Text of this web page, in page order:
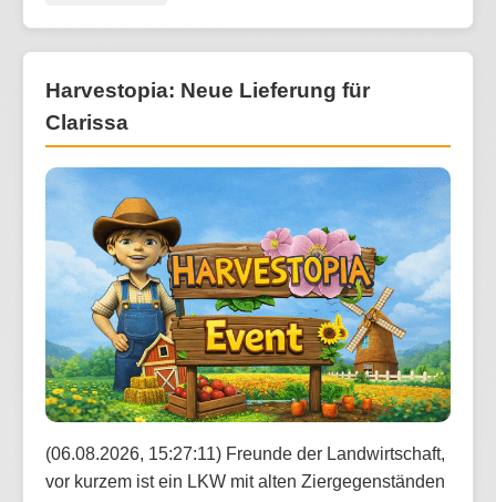
Harvestopia: Neue Lieferung für
Clarissa
(06.08.2026, 15:27:11) Freunde der Landwirtschaft,
vor kurzem ist ein LKW mit alten Ziergegenständen